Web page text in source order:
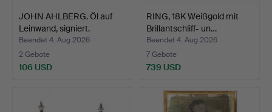
JOHN AHLBERG. Öl auf
Leinwand, signiert.
Beendet 4. Aug 2026
2 Gebote
106 USD
RING, 18K Weißgold mit
Brillantschliff- un…
Beendet 4. Aug 2026
7 Gebote
739 USD